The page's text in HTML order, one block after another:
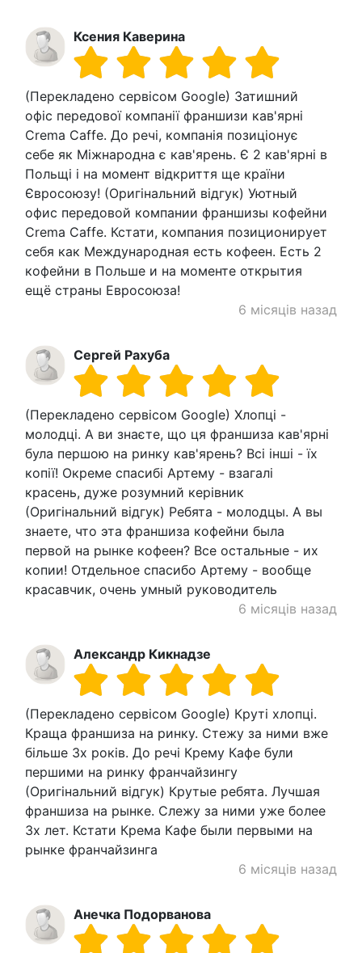
Ксения Каверина
(Перекладено сервісом Google) Затишний
офіс передової компанії франшизи кав'ярні
Crema Caffe. До речі, компанія позиціонує
себе як Міжнародна є кав'ярень. Є 2 кав'ярні в
Польщі і на момент відкриття ще країни
Євросоюзу! (Оригінальний відгук) Уютный
офис передовой компании франшизы кофейни
Crema Caffe. Кстати, компания позиционирует
себя как Международная есть кофеен. Есть 2
кофейни в Польше и на моменте открытия
ещё страны Евросоюза!
6 місяців назад
Сергей Рахуба
(Перекладено сервісом Google) Хлопці -
молодці. А ви знаєте, що ця франшиза кав'ярні
була першою на ринку кав'ярень? Всі інші - їх
копії! Окреме спасибі Артему - взагалі
красень, дуже розумний керівник
(Оригінальний відгук) Ребята - молодцы. А вы
знаете, что эта франшиза кофейни была
первой на рынке кофеен? Все остальные - их
копии! Отдельное спасибо Артему - вообще
красавчик, очень умный руководитель
6 місяців назад
Александр Кикнадзе
(Перекладено сервісом Google) Круті хлопці.
Краща франшиза на ринку. Стежу за ними вже
більше 3х років. До речі Крему Кафе були
першими на ринку франчайзингу
(Оригінальний відгук) Крутые ребята. Лучшая
франшиза на рынке. Слежу за ними уже более
3х лет. Кстати Крема Кафе были первыми на
рынке франчайзинга
6 місяців назад
Анечка Подорванова